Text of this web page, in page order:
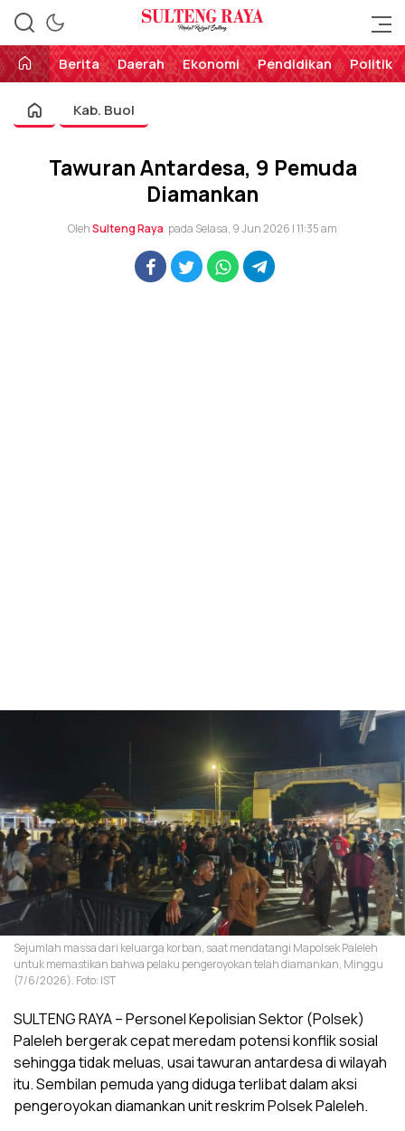
Sulteng Raya
Perekat Rakyat Sulteng
Berita
Daerah Ekonomi Pendidikan Politik
Kab. Buol
Tawuran Antardesa, 9 Pemuda
Diamankan
OlehSulteng Raya pada Selasa, 9 Jun 2026 | 11:35 am
Sejumlah massa dari keluarga korban, saat mendatangi Mapolsek Paleleh
untuk memastikan bahwa pelaku pengeroyokan telah diamankan, Minggu
(7/6/2026). Foto: IST
SULTENG RAYA – Personel Kepolisian Sektor (Polsek)
Paleleh bergerak cepat meredam potensi konflik sosial
sehingga tidak meluas, usai tawuran antardesa di wilayah
itu. Sembilan pemuda yang diduga terlibat dalam aksi
pengeroyokan diamankan unit reskrim Polsek Paleleh.